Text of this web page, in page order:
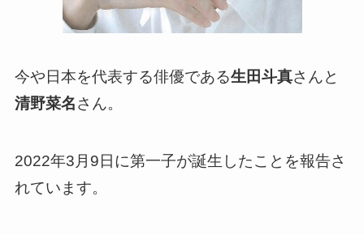
今や日本を代表する俳優である生田斗真さんと
清野菜名さん。
2022年3月9日に第一子が誕生したことを報告さ
れています。